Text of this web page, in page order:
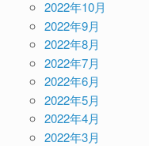
2022年10月
2022年9月
2022年8月
2022年7月
2022年6月
2022年5月
2022年4月
2022年3月